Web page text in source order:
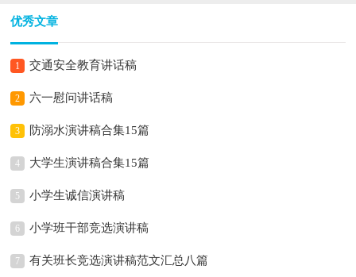
优秀文章
1 交通安全教育讲话稿
2 六一慰问讲话稿
3 防溺水演讲稿合集15篇
4 大学生演讲稿合集15篇
5 小学生诚信演讲稿
6 小学班干部竞选演讲稿
7 有关班长竞选演讲稿范文汇总八篇